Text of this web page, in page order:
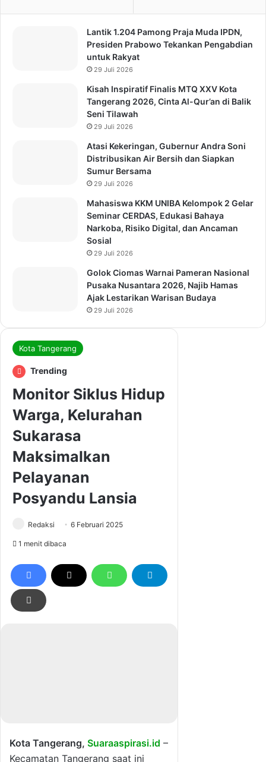
Lantik 1.204 Pamong Praja Muda IPDN,
Presiden Prabowo Tekankan Pengabdian
untuk Rakyat
29 Juli 2026
Kisah Inspiratif Finalis MTQ XXV Kota
Tangerang 2026, Cinta Al-Qur’an di Balik
Seni Tilawah
29 Juli 2026
Atasi Kekeringan, Gubernur Andra Soni
Distribusikan Air Bersih dan Siapkan
Sumur Bersama
29 Juli 2026
Mahasiswa KKM UNIBA Kelompok 2 Gelar
Seminar CERDAS, Edukasi Bahaya
Narkoba, Risiko Digital, dan Ancaman
Sosial
29 Juli 2026
Golok Ciomas Warnai Pameran Nasional
Pusaka Nusantara 2026, Najib Hamas
Ajak Lestarikan Warisan Budaya
29 Juli 2026